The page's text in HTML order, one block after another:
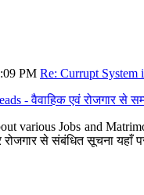
PM Re: Currupt System
- वैवाहिक एवं रोजगार से
various Jobs and
से संबंधित सूचना